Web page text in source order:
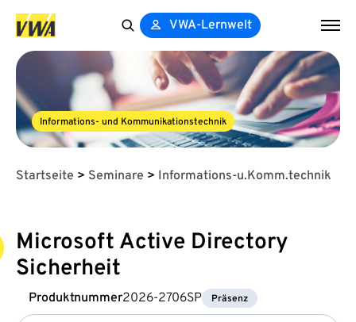
VWA-Lernwelt
Informations- und Kommunikationstechnik
Startseite > Seminare > Informations-u.Komm.technik
Microsoft Active Directory
Sicherheit
Produktnummer2026-2706SP Präsenz